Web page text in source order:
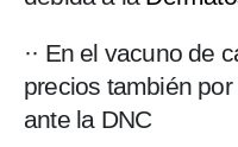
·· En el vacuno de
precios también
ante la DNC